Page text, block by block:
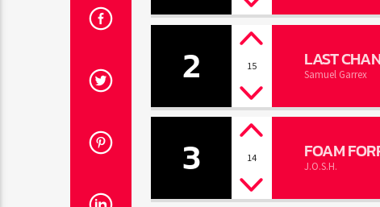
2 15 LAST
Samuel Garrex
3 14 FOAM
J.O.S.H.